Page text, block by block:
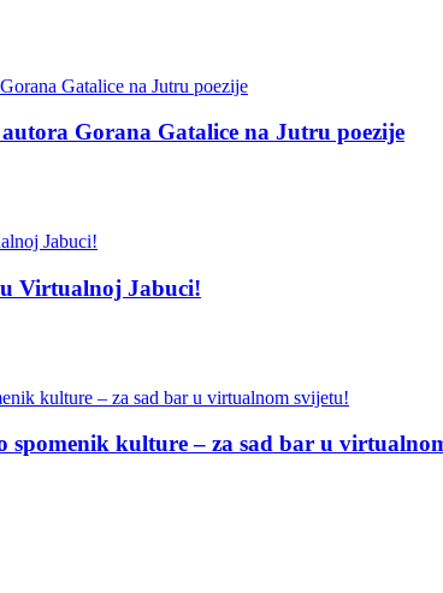
Gorana Gatalice na Jutru poezije
Virtualnoj Jabuci!
spomenik kulture – za sad bar u